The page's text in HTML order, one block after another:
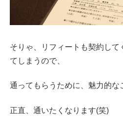
そりゃ、リフィートも契約し
てしまうので、
通ってもらうために、魅力的な
正直、通いたくなります(笑)